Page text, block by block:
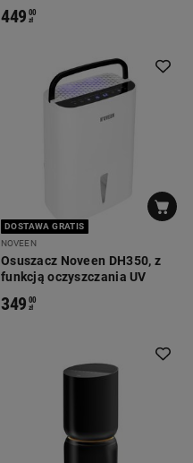
449 00
zł
DOSTAWA GRATIS
NOVEEN
Osuszacz Noveen DH350, z
funkcją oczyszczania UV
349 00
zł